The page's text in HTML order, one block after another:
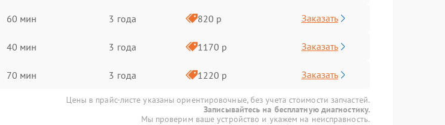
60 мин 3 года 820 р Заказать
40 мин 3 года 1170 р Заказать
70 мин 3 года 1220 р Заказать
Цены в прайс-листе указаны ориентировочные, без учета стоимости запчастей.
Записывайтесь на бесплатную диагностику.
Мы проверим ваше устройство и укажем на неисправность.